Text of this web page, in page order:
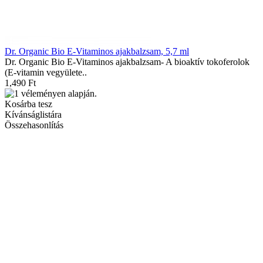
Dr. Organic Bio E-Vitaminos ajakbalzsam, 5,7 ml
Dr. Organic Bio E-Vitaminos ajakbalzsam- A bioaktív tokoferolok
(E-vitamin vegyülete..
1,490 Ft
Kosárba tesz
Kívánságlistára
Összehasonlítás